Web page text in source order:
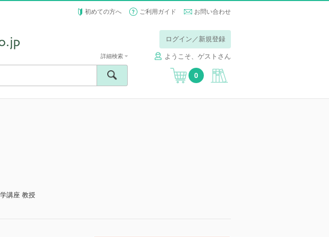
初めての方へ ご利用ガイド お問い合わせ
ログイン／新規登録
ようこそ、ゲストさん
詳細検索
0
講座 教授